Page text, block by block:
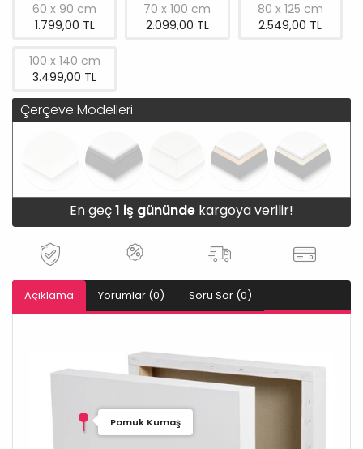
60 x 90 cm
1.799,00 TL
70 x 100 cm
2.099,00 TL
80 x 125 cm
2.549,00 TL
100 x 140 cm
3.499,00 TL
Çerçeve Modelleri
En geç1 iş gününde kargoya verilir!
Açıklama Yorumlar (0) Soru Sor (0)
Pamuk Kumaş